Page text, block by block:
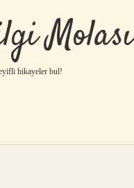
Molası
hikayeler bul!